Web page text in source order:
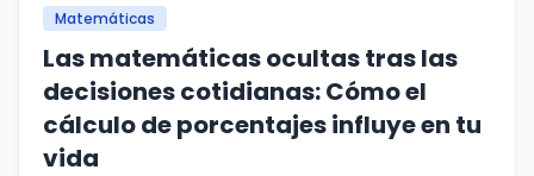
Matemáticas
Las matemáticas ocultas tras las
decisiones cotidianas: Cómo el
cálculo de porcentajes influye en tu
vida